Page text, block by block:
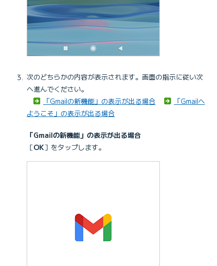
次のどちらかの内容が表示されます。画面の指示に従い次
へ進んでください。
「Gmailの新機能」の表示が出る場合
「Gmailへ
ようこそ」の表示が出る場合
「Gmailの新機能」の表示が出る場合
［OK］をタップします。